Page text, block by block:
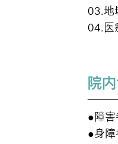
03.地
04.医
院
●障害
●身障